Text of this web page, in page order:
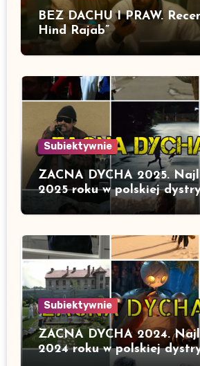
BEZ DACHU I PRAW.
Hind Rajab”
Subiektywnie
ZACNA DYCHA 2025.
2025 roku w polskiej
Subiektywnie
ZACNA DYCHA 2024.
2024 roku w polskiej